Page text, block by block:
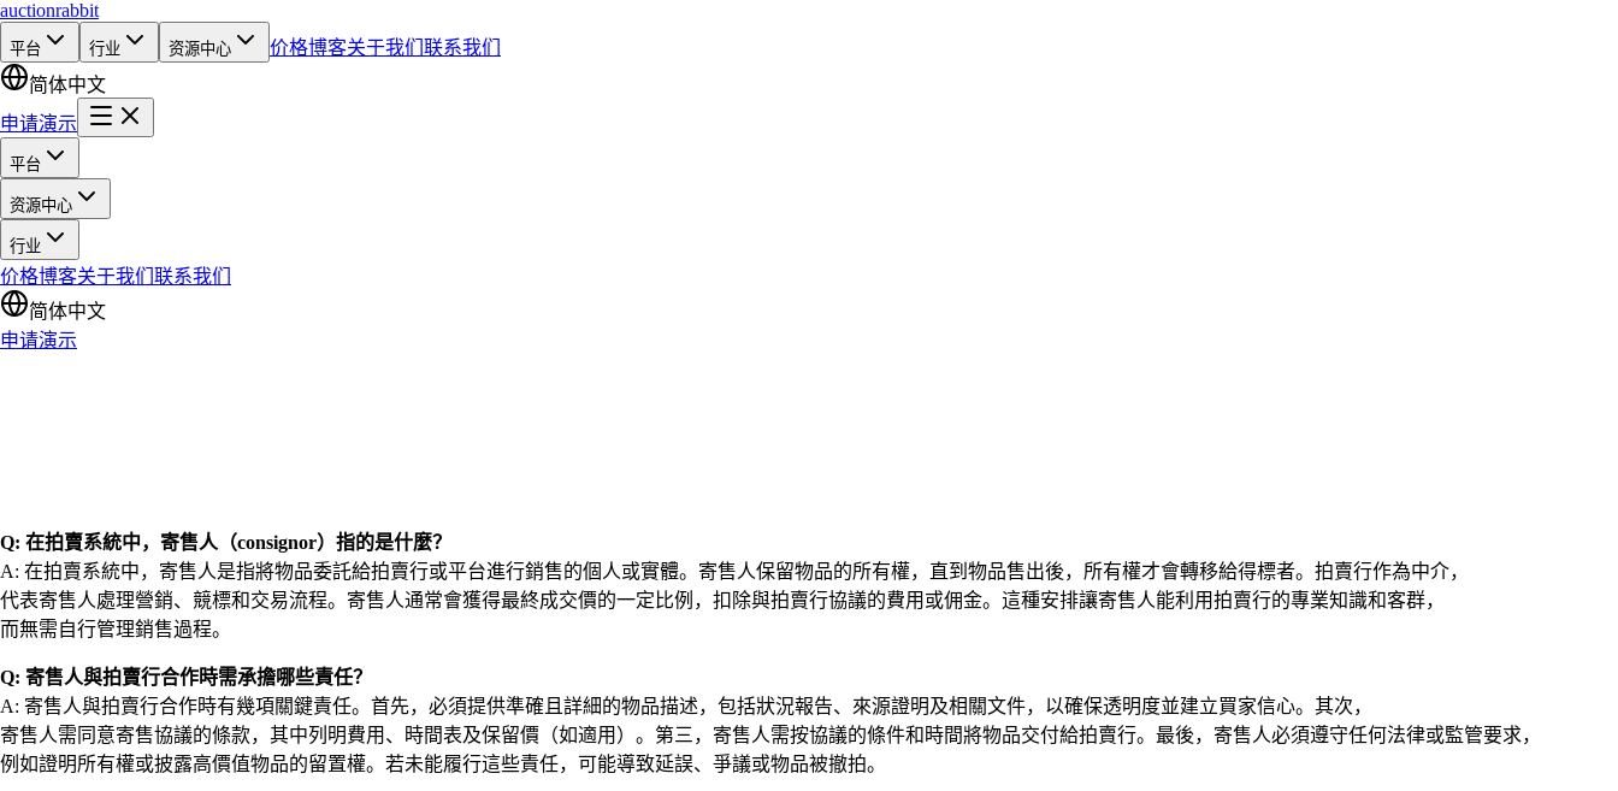
auctionrabbit
平台 行业 资源中心 价格博客关于我们 联系我们
简体中文
申请演示
平台
资源中心
行业
价格博客关于我们 联系我们
简体中文
申请演示
Q: 在拍賣系統中，寄售人（consignor）指的是什麼？
A: 在拍賣系統中，寄售人是指將物品委託給拍賣行或平台進行銷售的個人或實體。寄售人保留物品的所有權，直到物品售出後，所有權才會轉移給得標者。拍賣行作為中介，
代表寄售人處理營銷、競標和交易流程。寄售人通常會獲得最終成交價的一定比例，扣除與拍賣行協議的費用或佣金。這種安排讓寄售人能利用拍賣行的專業知識和客群，
而無需自行管理銷售過程。
Q: 寄售人與拍賣行合作時需承擔哪些責任？
A: 寄售人與拍賣行合作時有幾項關鍵責任。首先，必須提供準確且詳細的物品描述，包括狀況報告、來源證明及相關文件，以確保透明度並建立買家信心。其次，
寄售人需同意寄售協議的條款，其中列明費用、時間表及保留價（如適用）。第三，寄售人需按協議的條件和時間將物品交付給拍賣行。最後，寄售人必須遵守任何法律或監管要求，
例如證明所有權或披露高價值物品的留置權。若未能履行這些責任，可能導致延誤、爭議或物品被撤拍。